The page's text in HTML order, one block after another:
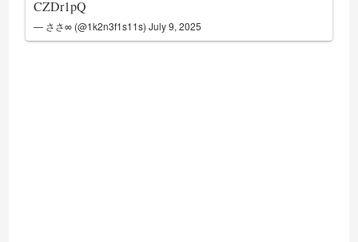
CZDr1pQ
— ささ∞ (@1k2n3f1s11s)July 9, 2025